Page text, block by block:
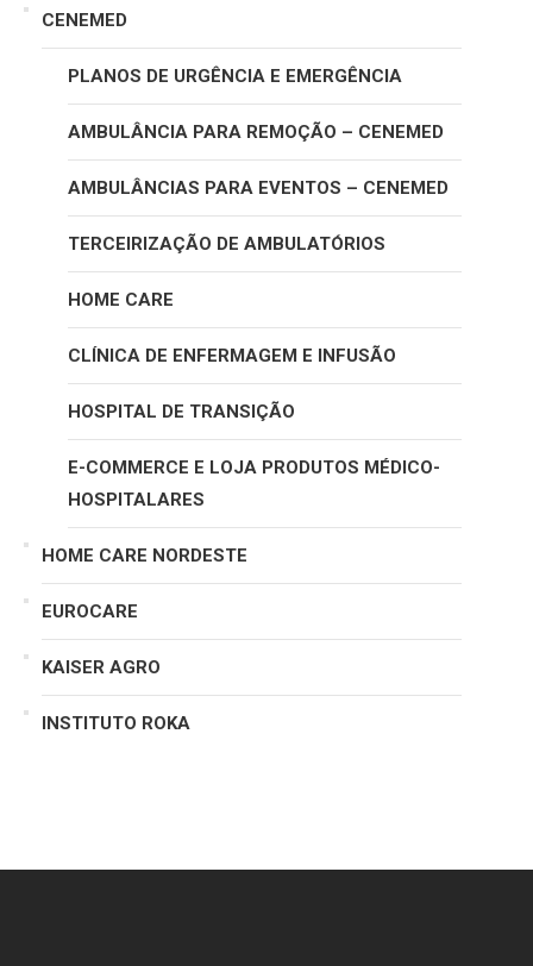
CENEMED
PLANOS DE URGÊNCIA E EMERGÊNCIA
AMBULÂNCIA PARA REMOÇÃO – CENEMED
AMBULÂNCIAS PARA EVENTOS – CENEMED
TERCEIRIZAÇÃO DE AMBULATÓRIOS
HOME CARE
CLÍNICA DE ENFERMAGEM E INFUSÃO
HOSPITAL DE TRANSIÇÃO
E-COMMERCE E LOJA PRODUTOS MÉDICO-
HOSPITALARES
HOME CARE NORDESTE
EUROCARE
KAISER AGRO
INSTITUTO ROKA